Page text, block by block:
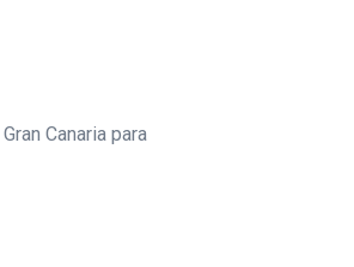
Canaria para